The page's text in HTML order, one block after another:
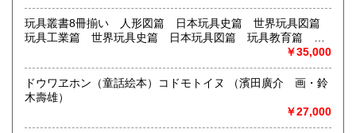
沿線名：(事務所)京王線
最寄駅：(事務所)調布駅
営業時間：店舗なし
書籍の買取について
古い絵本・児童書、買取いたします。ご蔵書のご整理、お手
伝いさせてください。
たち〈ルーマニア〉 14 夜明けのハーモニカ〈フラン
ス〉 15 黒海の波・上〈ソビエト〉 16 黒海の波・下
〈ソビエト〉 （訳・安藤美紀夫、君島久子、内田莉莎子、神
宮輝夫ほか 装丁・挿絵 桜井誠、市川禎男、滝平二郎、長
新太、安泰、太田大八ほか 月報・鳥越信、住井すえ、坪田
譲治、与田準一、阿部知二、壷田繁治、古田足日、早乙女勝
元ほか）
玩具叢書8冊揃い 人形図篇 日本玩具史篇 世界玩具図篇
玩具工業篇 世界玩具史篇 日本玩具図篇 玩具教育篇 人
保田米所）
￥35,000
ドウワヱホン（童話絵本）コドモトイヌ （濱田廣介 画・鈴
木壽雄）
￥27,000